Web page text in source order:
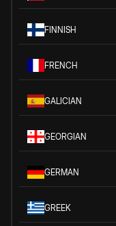
FINNISH
FRENCH
GALICIAN
GEORGIAN
GERMAN
GREEK